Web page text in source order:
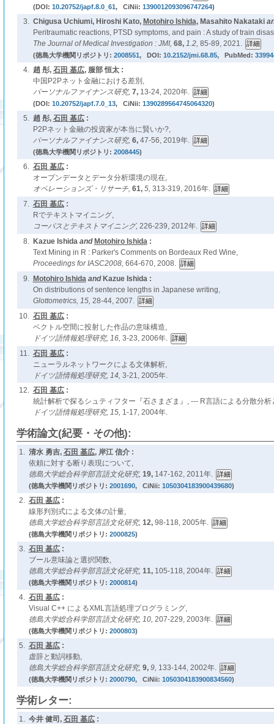
(DOI: 10.20752/japf.8.0_61, CiNii: 1390012093096747264)
3. Chigusa Uchiumi, Hiroshi Kato, Motohiro Ishida, Masahito Nakataki
Peritraumatic reactions, PTSD symptoms, and pain : A study of train
The Journal of Medical Investigation : JMI, 68, 1.2, 85-89, 2021.
(徳島大学機関リポジトリ: 2008551, DOI: 10.2152/jmi.68.85, PubMed:
4. 趙 彤, 石田 基広, 服部 恒太 :
中国P2Pネット金融における差別,
パーソナルファイナンス研究, 7, 13-24, 2020年.
(DOI: 10.20752/japf.7.0_13, CiNii: 1390289564745064320)
5. 趙 彤, 石田 基広:
P2Pネット金融の投資家が本当に賢いか?,
パーソナルファイナンス研究, 6, 47-56, 2019年.
(徳島大学機関リポジトリ: 2008445)
6. 石田 基広:
オープンデータとデータ分析環境の現在,
オペレーションズ・リサーチ, 61, 5, 313-319, 2016年.
7. 石田 基広:
Rでテキストマイニング,
コーパスとテキストマイニング, 226-239, 2012年.
8.
Kazue Ishidaand Motohiro Ishida:
Text Mining in R : Parker's Comments on Bordeaux Red Wine,
Proceedings for IASC2008, 664-670, 2008.
9.
Motohiro Ishidaand Kazue Ishida :
On distributions of sentence lengths in Japanese writing,
Glottometrics, 15, 28-44, 2007.
10. 石田 基広:
ベクトル空間に投射した作品の意味構造,
ドイツ語情報処理研究, 16, 3-23, 2006年.
11. 石田 基広:
ニューラルネットワークによる文体解析,
ドイツ語情報処理研究, 14, 3-21, 2005年.
12. 石田 基広:
統計解析で探るシュティフター『石さまざま』, --- R言語による分散分析
ドイツ語情報処理研究, 15, 1-17, 2004年.
学術論文(紀要・その他):
1. 清水 勇吉, 石田 基広, 岸江 信介 :
依頼に対する断り表現について,
徳島大学総合科学部言語文化研究, 19, 147-162, 2011年.
(徳島大学機関リポジトリ: 2001690, CiNii: 1050304183900439680)
2. 石田 基広:
線形判別式による文体の計量,
徳島大学総合科学部言語文化研究, 12, 98-118, 2005年.
(徳島大学機関リポジトリ: 2000825)
3. 石田 基広:
ブール意味論と選択関数,
徳島大学総合科学部言語文化研究, 11, 105-118, 2004年.
(徳島大学機関リポジトリ: 2000814)
4. 石田 基広:
Visual C++ によるXML言語処理プログラミング,
徳島大学総合科学部言語文化研究, 10, 207-229, 2003年.
(徳島大学機関リポジトリ: 2000803)
5. 石田 基広:
虚辞と動詞移動,
徳島大学総合科学部言語文化研究, 9, 9, 133-144, 2002年.
(徳島大学機関リポジトリ: 2000790, CiNii: 1050304183900834560)
学術レター:
1. 今井 健司, 石田 基広: